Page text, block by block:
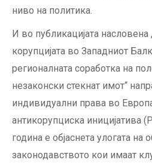
ниво на политика.
И во публикацијата насловена
корупцијата во Западниот
регионалната соработка на
незаконски стекнат имот“
индивидуални права во
антикорупциска иницијатива
година е објаснета улогата на
законодавството кои имаат